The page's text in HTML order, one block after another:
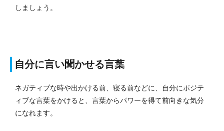
しましょう。
自分に言い聞かせる言葉
ネガティブな時や出かける前、寝る前などに、自分にポジテ
ィブな言葉をかけると、言葉からパワーを得て前向きな気分
になれます。